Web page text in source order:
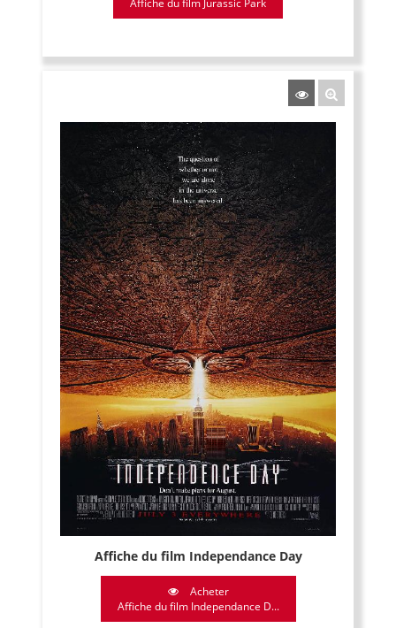
Affiche du film Independance Day
Acheter
Affiche du film Independance D...